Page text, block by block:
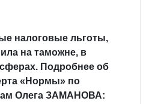
налоговые льготы,
на таможне, в
сферах. Подробнее об
«Нормы» по
Олега ЗАМАНОВА: